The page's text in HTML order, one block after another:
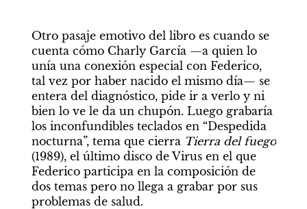
Otro pasaje emotivo del libro es cuando se
cuenta cómo Charly García —a quien lo
unía una conexión especial con Federico,
tal vez por haber nacido el mismo día— se
entera del diagnóstico, pide ir a verlo y ni
bien lo ve le da un chupón. Luego grabaría
los inconfundibles teclados en “Despedida
nocturna”, tema que cierra Tierra del fuego
(1989), el último disco de Virus en el que
Federico participa en la composición de
dos temas pero no llega a grabar por sus
problemas de salud.